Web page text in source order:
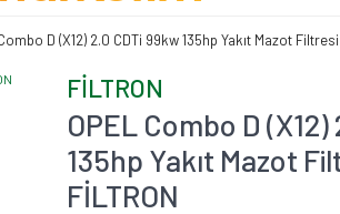
D (X12) 2.0 CDTi 99kw 135hp Yakıt Mazot
FİLTRON
OPEL Combo D
135hp Yakıt Mazot
FİLTRON